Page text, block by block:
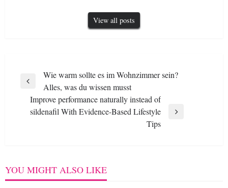
View all posts
Post
navigation
Previous
Post
Wie warm sollte es im Wohnzimmer sein?
Alles, was du wissen musst
Next
Improve performance naturally instead of
sildenafil With Evidence-Based Lifestyle
Tips
YOU MIGHT ALSO LIKE